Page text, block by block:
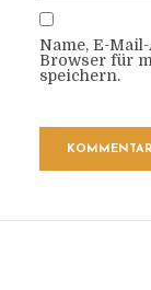
Name, E-
Browser für
speichern.